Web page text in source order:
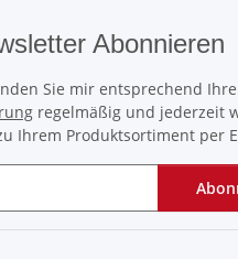
Abonnieren
Sie mir entsprechend
regelmäßig und jederzeit
Ihrem Produktsortiment per